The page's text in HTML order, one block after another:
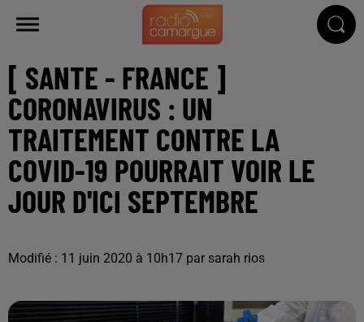
[ SANTE - FRANCE ]
CORONAVIRUS : UN
TRAITEMENT CONTRE LA
COVID-19 POURRAIT VOIR LE
JOUR D'ICI SEPTEMBRE
Modifié : 11 juin 2020 à 10h17 par sarah rios